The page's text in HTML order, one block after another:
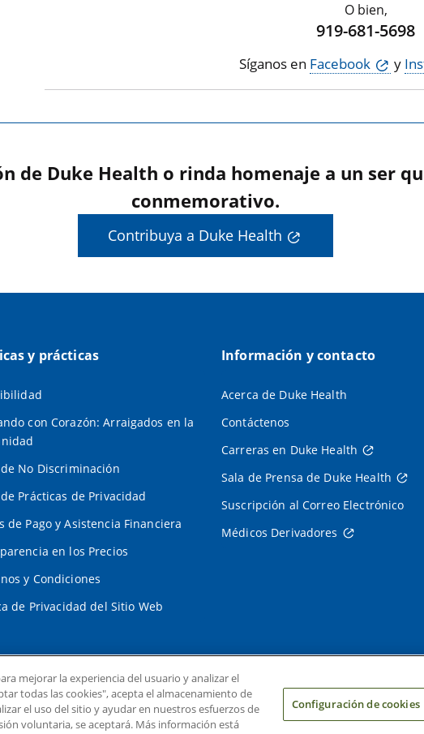
O bien,
919-681-5698
Síganos en Facebook y
de Duke Health o rinda homenaje a un ser
conmemorativo.
Contribuya a Duke Health
y prácticas
con Corazón: Arraigados en la
No Discriminación
Prácticas de Privacidad
de Pago y Asistencia Financiera
en los Precios
y Condiciones
de Privacidad del Sitio Web
Información y contacto
Acerca de Duke Health
Contáctenos
Carreras en Duke Health
Sala de Prensa de Duke Health
Suscripción al Correo Electrónico
Médicos Derivadores
mejorar la experiencia del usuario y analizar el
todas las cookies", acepta el almacenamiento de
el uso del sitio y ayudar en nuestros esfuerzos de
voluntaria, se aceptará. Más información está
Configuración de cookies